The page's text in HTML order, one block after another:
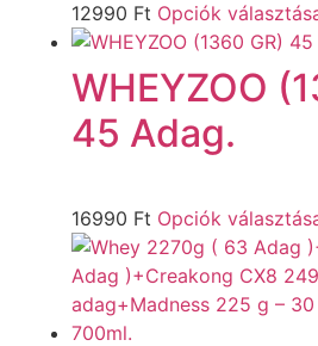
12990 Ft Opciók
WHEYZOO
45 Adag.
16990 Ft Opciók